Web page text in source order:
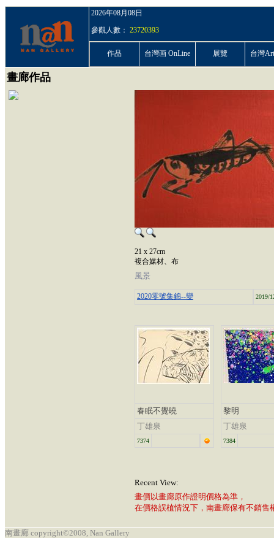
2026年08月08日
參觀人數： 23720393
作品 台灣画 OnLine 展覽 台灣
畫廊作品
21 x 27cm
複合媒材、布
風景
2020零號集錦--變 2019/
春眠不覺曉
丁雄泉
7374
黎明
丁雄泉
7384
Recent View:
畫價以畫廊原作證明價格為準，
在價格誤植情況下，南畫廊保有不銷售
南畫廊 copyright©2008, Nan Gallery